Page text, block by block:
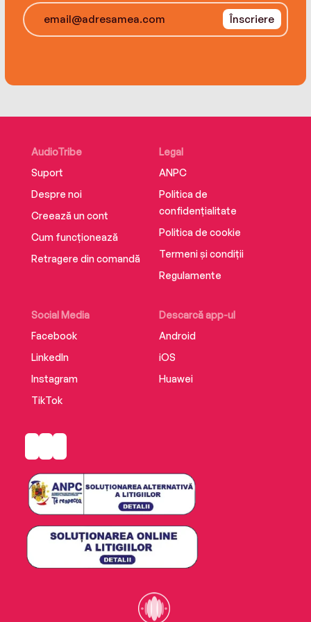
Înscriere
AudioTribe
Suport
Despre noi
Creează un cont
Cum funcționează
Retragere din comandă
Social Media
Facebook
LinkedIn
Instagram
TikTok
Descarcă app-ul
Android
iOS
Huawei
Legal
ANPC
Politica de
confidențialitate
Politica de cookie
Termeni și condiții
Regulamente